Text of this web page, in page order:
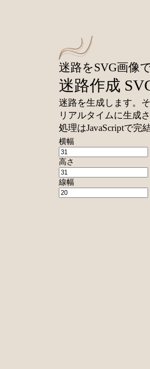
迷路をSVG画像
迷路作成
迷路を生成します。
リアルタイムに生成
処理はJavaScriptで完
横幅
高さ
線幅